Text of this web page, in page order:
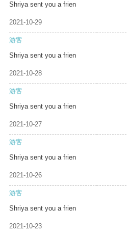
Shriya sent you a frien
2021-10-29
游客
Shriya sent you a frien
2021-10-28
游客
Shriya sent you a frien
2021-10-27
游客
Shriya sent you a frien
2021-10-26
游客
Shriya sent you a frien
2021-10-23